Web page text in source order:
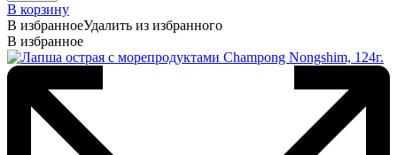
В корзину
В избранноеУдалить из избранного
В избранное